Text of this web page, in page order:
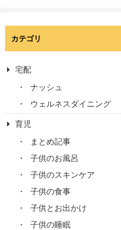
カテゴリ
宅配
ナッシュ
ウェルネスダイニング
育児
まとめ記事
子供のお風呂
子供のスキンケア
子供の食事
子供とお出かけ
子供の睡眠